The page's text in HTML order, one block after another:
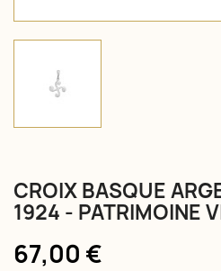
CROIX BASQUE
1924 - PATRIMOINE
67,00 €